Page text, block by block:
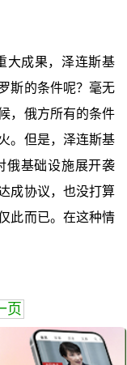
大成果，泽连斯基
斯的条件呢？毫无
，俄方所有的条件
。但是，泽连斯基
俄基础设施展开袭
成协议，也没打算
此而已。在这种情
页